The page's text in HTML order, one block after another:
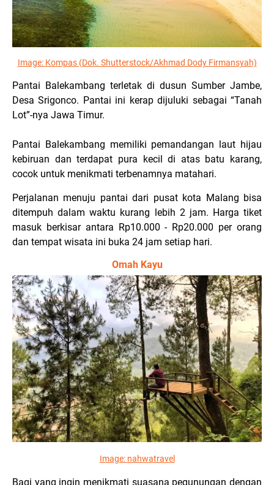
Image: Kompas (Dok. Shutterstock/Akhmad Dody Firmansyah)
Pantai Balekambang terletak di dusun Sumber Jambe,
Desa Srigonco. Pantai ini kerap dijuluki sebagai “Tanah
Lot”-nya Jawa Timur.
Pantai Balekambang memiliki pemandangan laut hijau
kebiruan dan terdapat pura kecil di atas batu karang,
cocok untuk menikmati terbenamnya matahari.
Perjalanan menuju pantai dari pusat kota Malang bisa
ditempuh dalam waktu kurang lebih 2 jam. Harga tiket
masuk berkisar antara Rp10.000 - Rp20.000 per orang
dan tempat wisata ini buka 24 jam setiap hari.
Omah Kayu
Image: nahwatravel
Bagi yang ingin menikmati suasana pegunungan dengan